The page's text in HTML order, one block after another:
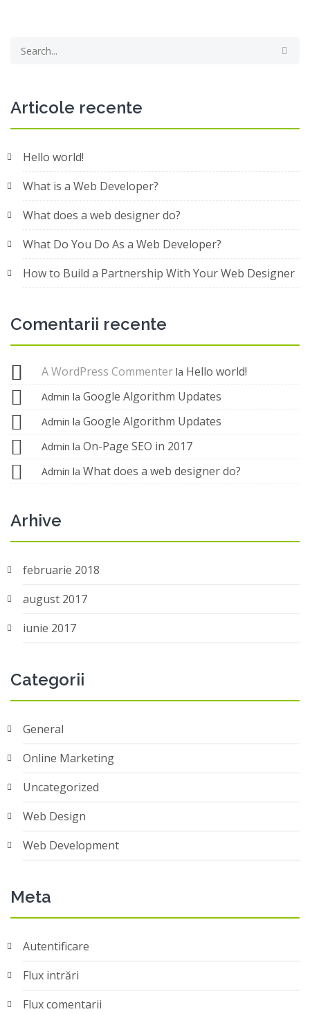
Articole recente
Hello world!
What is a Web Developer?
What does a web designer do?
What Do You Do As a Web Developer?
How to Build a Partnership With Your Web Designer
Comentarii recente
A WordPress Commenter la Hello world!
Admin la Google Algorithm Updates
Admin la Google Algorithm Updates
Admin la On-Page SEO in 2017
Admin la What does a web designer do?
Arhive
februarie 2018
august 2017
iunie 2017
Categorii
General
Online Marketing
Uncategorized
Web Design
Web Development
Meta
Autentificare
Flux intrări
Flux comentarii